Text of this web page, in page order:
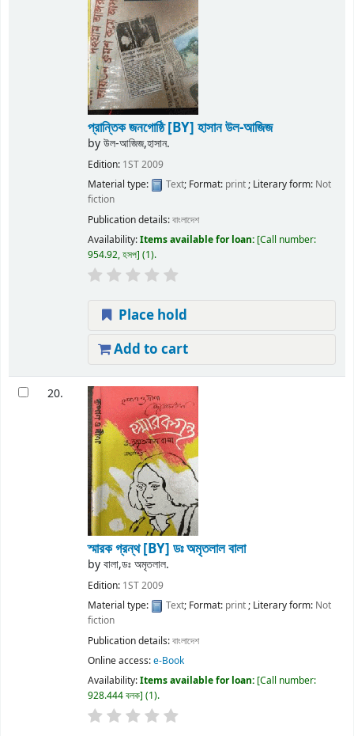
প্রান্তিক জনগোষ্ঠি[BY] হাসান উল-আজিজ
byউল-আজিজ,হাসান.
Edition: 1ST 2009
Material type:
Text; Format: print; Literary form: Not
fiction
Publication details:বাংলাদেশ
Availability:Items available for loan: Call number:
954.92, হসপ (1).
Place hold
Add to cart
20.
স্মারক গ্রন্থ[BY] ডঃ অমৃতলাল বালা
byবালা,ডঃ অমৃতলাল.
Edition: 1ST 2009
Material type:
Text; Format: print; Literary form: Not
fiction
Publication details:বাংলাদেশ
Online access:e-Book
Availability:Items available for loan: Call number:
928.444 বলক (1).